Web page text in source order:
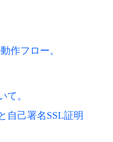
作フロー。
て。
自己署名SSL証明